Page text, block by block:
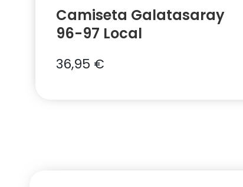
Camiseta Galatasaray
96-97 Local
36,95 €